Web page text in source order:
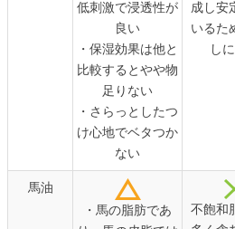
低刺激で浸透性が
良い
・保湿効果は他と
比較するとやや物
足りない
・さらっとしたつ
け心地でベタつか
ない
成し安
いるた
し
馬油
・馬の脂肪であ
不飽和